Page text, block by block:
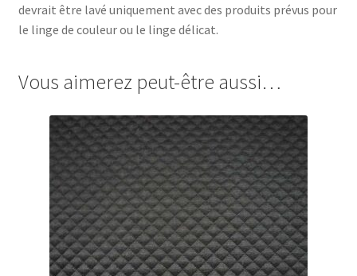
devrait être lavé uniquement avec des produits prévus pour
le linge de couleur ou le linge délicat.
Vous aimerez peut-être aussi…